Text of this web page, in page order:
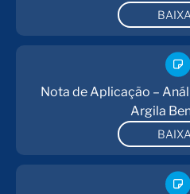
Nota de Aplicação –
Argila